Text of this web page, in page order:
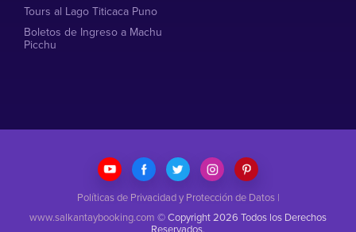
Tours al Lago Titicaca Puno
Boletos de Ingreso a Machu
Picchu
Políticas de Privacidad y Protección de Datos|
www.salkantaybooking.com © Copyright 2026 Todos los Derechos
Reservados.